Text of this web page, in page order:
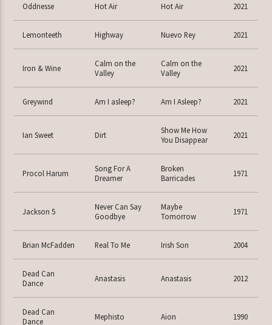
Oddnesse Hot Air Hot Air 2021
Lemonteeth Highway Nuevo Rey 2021
Iron & Wine
Calm on the
Valley
Calm on the
Valley
2021
Greywind Am I asleep? Am I Asleep? 2021
Ian Sweet Dirt
Show Me How
You Disappear
2021
Procol Harum
Song For A
Dreamer
Broken
Barricades
1971
Jackson 5
Never Can Say
Goodbye
Maybe
Tomorrow
1971
Brian McFadden Real To Me Irish Son 2004
Dead Can
Dance
Anastasis Anastasis 2012
Dead Can
Dance
Mephisto Aion 1990